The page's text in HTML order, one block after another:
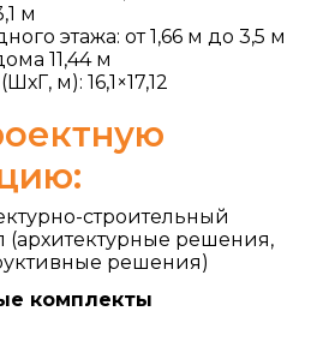
м
этажа: от 1,66 м до 3,5 м
11,44 м
м): 16,1×17,12
строительный
(архитектурные решения,
решения)
комплекты